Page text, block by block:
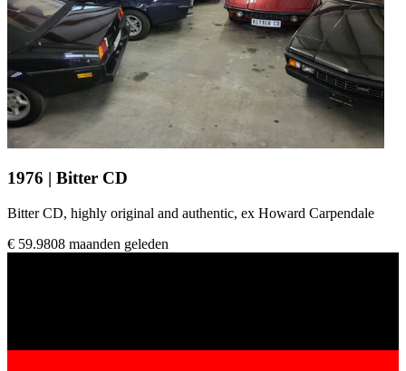
1976 | Bitter CD
Bitter CD, highly original and authentic, ex Howard Carpendale
€ 59.9808 maanden geleden